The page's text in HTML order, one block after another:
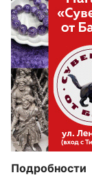
Подробности